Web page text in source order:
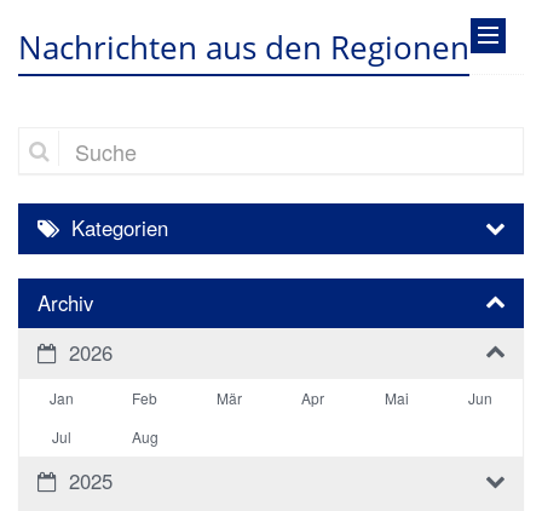
Nachrichten aus den Regionen
Suche
Kategorien
Archiv
2026
Jan Feb Mär Apr Mai
Jun
Jul
Aug
2025